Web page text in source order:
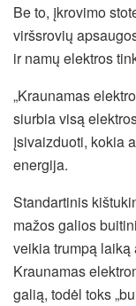
Be to, įkrovimo
viršsrovių
ir namų elektros
„Kraunamas
siurbia visą
įsivaizduoti, kokia
energija.
Standartinis
mažos galios
veikia trumpą
Kraunamas
galią, todėl toks